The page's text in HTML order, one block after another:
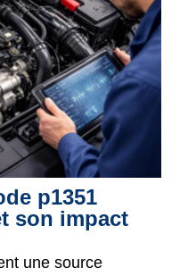
p1351
son impact
une source